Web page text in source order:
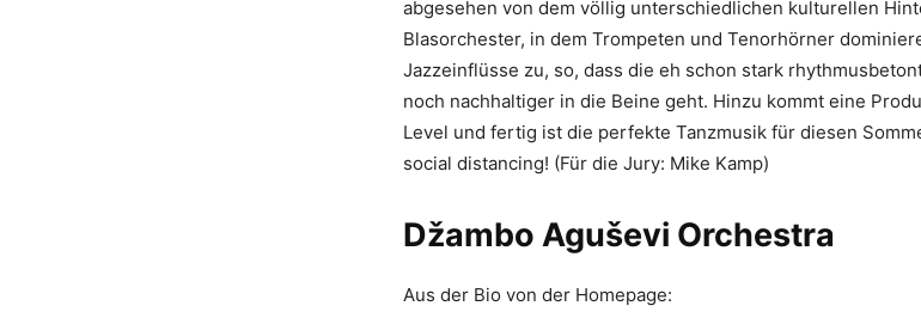
abgesehen von dem völlig unterschiedlichen kulturellen
Blasorchester, in dem Trompeten und Tenorhörner
Jazzeinflüsse zu, so, dass die eh schon stark
noch nachhaltiger in die Beine geht. Hinzu kommt eine
Level und fertig ist die perfekte Tanzmusik für diesen
social distancing! (Für die Jury: Mike Kamp)
Džambo Aguševi Orchestra
Aus der Bio von der Homepage: